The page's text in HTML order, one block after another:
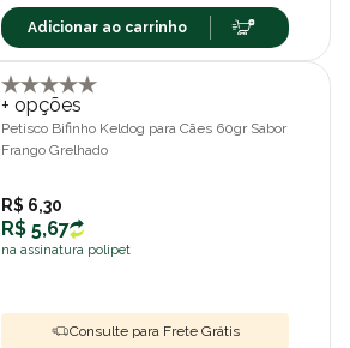
Adicionar ao carrinho
+ opções
Petisco Bifinho Keldog para Cães 60gr Sabor
Frango Grelhado
R$ 6,30
R$ 5,67
na assinatura polipet
Consulte para Frete Grátis